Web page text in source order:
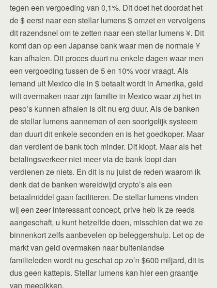
tegen een vergoeding van 0,1%. Dit doet het doordat het
de $ eerst naar een stellar lumens $ omzet en vervolgens
dit razendsnel om te zetten naar een stellar lumens ¥. Dit
komt dan op een Japanse bank waar men de normale ¥
kan afhalen. Dit proces duurt nu enkele dagen waar men
een vergoeding tussen de 5 en 10% voor vraagt. Als
iemand uit Mexico die in $ betaalt wordt in Amerika, geld
wilt overmaken naar zijn familie in Mexico waar zij het in
peso’s kunnen afhalen is dit nu erg duur. Als de banken
de stellar lumens aannemen of een soortgelijk systeem
dan duurt dit enkele seconden en is het goedkoper. Maar
dan verdient de bank toch minder. Dit klopt. Maar als het
betalingsverkeer niet meer via de bank loopt dan
verdienen ze niets. En dit is nu juist de reden waarom ik
denk dat de banken wereldwijd crypto’s als een
betaalmiddel gaan faciliteren. De stellar lumens vinden
wij een zeer interessant concept, prive heb ik ze reeds
aangeschaft, u kunt hetzelfde doen, misschien dat we ze
binnenkort zelfs aanbevelen op beleggershulp. Let op de
markt van geld overmaken naar buitenlandse
familieleden wordt nu geschat op zo’n $600 miljard, dit is
dus geen kattepis. Stellar lumens kan hier een graantje
van meepikken.